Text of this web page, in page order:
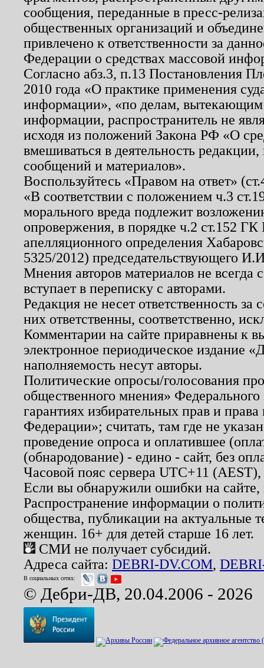
сообщения, переданные в пресс-
общественных организаций и
привлечено к ответственности за
Федерации о средствах массовой
Согласно абз.3, п.13 Постановления
2010 года «О практике применения
информации», «по делам, вытекающим
информации, распространитель не
исходя из положений Закона РФ «О
вмешиваться в деятельность
сообщений и материалов».
Воспользуйтесь «Правом на ответ»
«В соответствии с положением ч.3
морального вреда подлежит
опровержения, в порядке ч.2 ст.152
апелляционного определения
5325/2012) председательствующего
Мнения авторов материалов не
вступает в переписку с авторами.
Редакция не несет ответственность
них ответственны, соответственно,
Комментарии на сайте приравнены к
электронное периодическое издание
наполняемость несут авторы.
Политические опросы/голосования
общественного мнения»
гарантиях избирательных прав и
Федерации»; считать, там где не
проведение опроса и оплатившее
(обнародование) - едино - сайт, без
Часовой пояс сервера UTC+11
Если вы обнаружили ошибки на
Распространение информации о
общества, публикации на актуальные
женщин. 16+ для детей старше 16 лет.
СМИ не получает субсидий.
Адреса сайта: DEBRI-DV.COM,
В социальных сетях:
© Дебри-ДВ, 20.04.2006 - 2026